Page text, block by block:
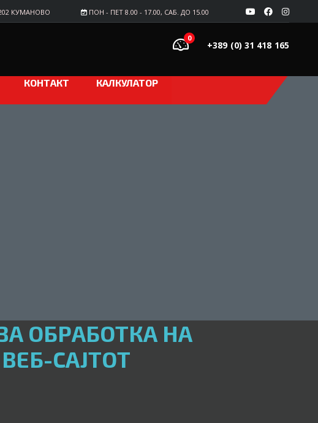
ПОН - ПЕТ 8.00 - 17.00, САБ. ДО 15.00
КУМАНОВО
+389 (0) 31 418 165
0
КОНТАКТ КАЛКУЛАТОР
ОБРАБОТКА НА
САЈТОТ